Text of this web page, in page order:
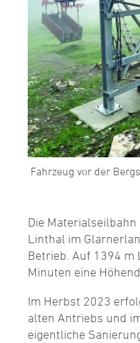
Fahrzeug vor der
Die
Linthal im
Betrieb. Auf 1394 m
Minuten eine
Im Herbst 2023
alten Antriebs und
eigentliche